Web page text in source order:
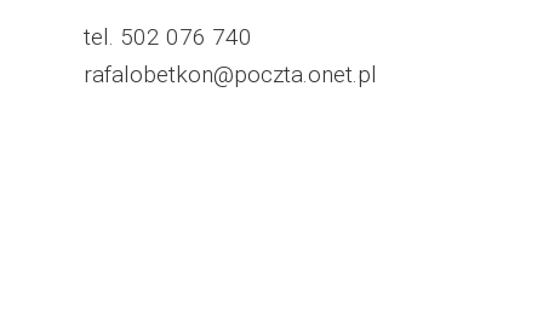
tel. 502 076 740
rafalobetkon@poczta.onet.pl